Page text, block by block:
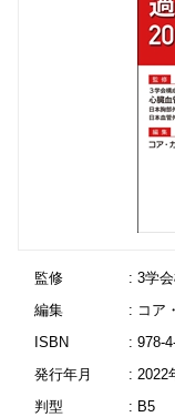
監修
: 3学
編集
: コア
ISBN
: 978-
発行年月
: 2022
判型
: B5